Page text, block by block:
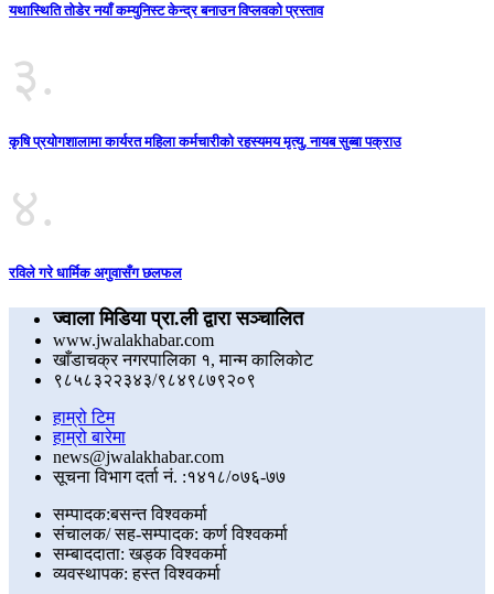
यथास्थिति तोडेर नयाँ कम्युनिस्ट केन्द्र बनाउन विप्लवको प्रस्ताव
३.
कृषि प्रयोगशालामा कार्यरत महिला कर्मचारीको रहस्यमय मृत्यु, नायब सुब्बा पक्राउ
४.
रविले गरे धार्मिक अगुवासँग छलफल
ज्वाला मिडिया प्रा.ली द्वारा सञ्चालित
www.jwalakhabar.com
खाँडाचक्र नगरपालिका १, मान्म कालिकाेट
९८५८३२२३४३/९८४९८७९२०९
हाम्रो टिम
हाम्रो बारेमा
news@jwalakhabar.com
सूचना विभाग दर्ता नं. :१४१८/०७६-७७
सम्पादक:बसन्त विश्वकर्मा
संचालक/ सह-सम्पादक: कर्ण विश्वकर्मा
सम्बाददाता: खड्क विश्वकर्मा
व्यवस्थापक: हस्त विश्वकर्मा